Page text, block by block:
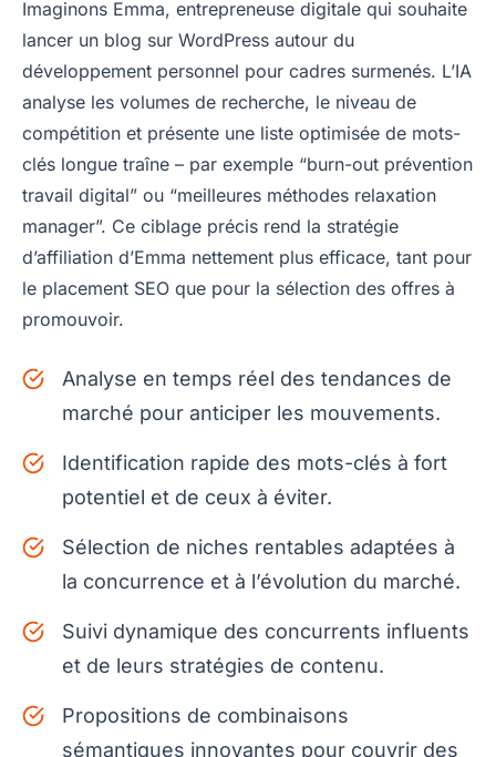
Imaginons Emma, entrepreneuse digitale qui souhaite
lancer un blog sur WordPress autour du
développement personnel pour cadres surmenés. L’IA
analyse les volumes de recherche, le niveau de
compétition et présente une liste optimisée de mots-
clés longue traîne – par exemple “burn-out prévention
travail digital” ou “meilleures méthodes relaxation
manager”. Ce ciblage précis rend la stratégie
d’affiliation d’Emma nettement plus efficace, tant pour
le placement SEO que pour la sélection des offres à
promouvoir.
Analyse en temps réel des tendances de
marché pour anticiper les mouvements.
Identification rapide des mots-clés à fort
potentiel et de ceux à éviter.
Sélection de niches rentables adaptées à
la concurrence et à l’évolution du marché.
Suivi dynamique des concurrents influents
et de leurs stratégies de contenu.
Propositions de combinaisons
sémantiques innovantes pour couvrir des